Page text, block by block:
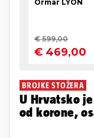
BROJKE STOŽERA
U Hrvatsko
od korone,